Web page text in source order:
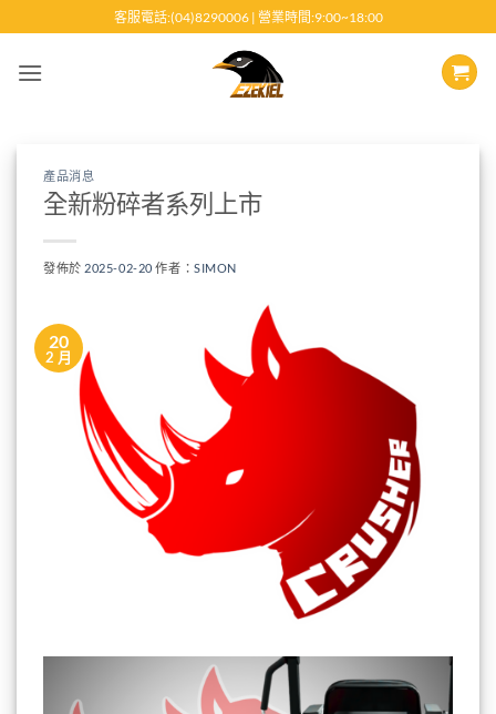
至
客服電話:(04)8290006 | 營業時間:9:00~18:00
產品消息
全新粉碎者系列上市
發佈於 2025-02-20 作者：SIMON
20
2 月